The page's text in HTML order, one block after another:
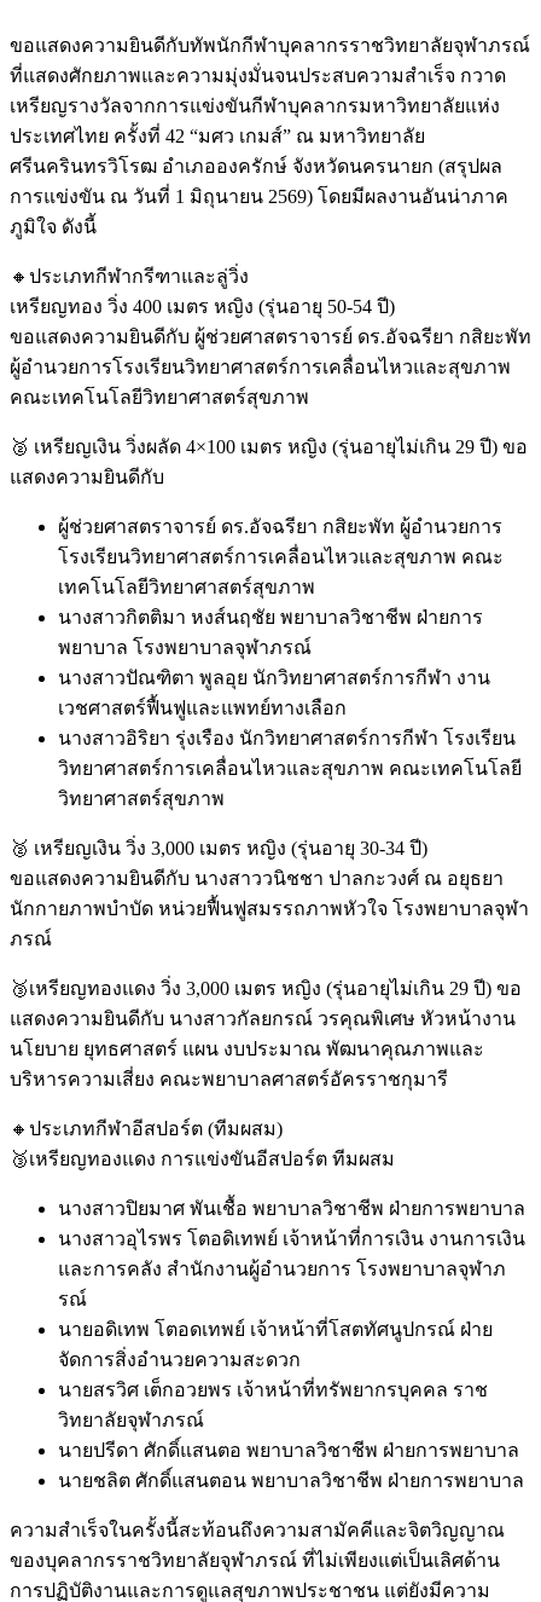
ขอแสดงความยินดีกับทัพนักกีฬาบุคลากรราชวิทยาลัยจุฬาภรณ์
ที่แสดงศักยภาพและความมุ่งมั่นจนประสบความสำเร็จ กวาด
เหรียญรางวัลจากการแข่งขันกีฬาบุคลากรมหาวิทยาลัยแห่ง
ประเทศไทย ครั้งที่ 42 “มศว เกมส์” ณ มหาวิทยาลัย
ศรีนครินทรวิโรฒ อำเภอองครักษ์ จังหวัดนครนายก (สรุปผล
การแข่งขัน ณ วันที่ 1 มิถุนายน 2569) โดยมีผลงานอันน่าภาค
ภูมิใจ ดังนี้
🔸ประเภทกีฬากรีฑาและลู่วิ่ง
เหรียญทอง วิ่ง 400 เมตร หญิง (รุ่นอายุ 50-54 ปี)
ขอแสดงความยินดีกับ ผู้ช่วยศาสตราจารย์ ดร.อัจฉรียา กสิยะพัท
ผู้อำนวยการโรงเรียนวิทยาศาสตร์การเคลื่อนไหวและสุขภาพ
คณะเทคโนโลยีวิทยาศาสตร์สุขภาพ
🥈 เหรียญเงิน วิ่งผลัด 4×100 เมตร หญิง (รุ่นอายุไม่เกิน 29 ปี) ขอ
แสดงความยินดีกับ
ผู้ช่วยศาสตราจารย์ ดร.อัจฉรียา กสิยะพัท ผู้อำนวยการ
โรงเรียนวิทยาศาสตร์การเคลื่อนไหวและสุขภาพ คณะ
เทคโนโลยีวิทยาศาสตร์สุขภาพ
นางสาวกิตติมา หงส์นฤชัย พยาบาลวิชาชีพ ฝ่ายการ
พยาบาล โรงพยาบาลจุฬาภรณ์
นางสาวปัณฑิตา พูลอุย นักวิทยาศาสตร์การกีฬา งาน
เวชศาสตร์ฟื้นฟูและแพทย์ทางเลือก
นางสาวอิริยา รุ่งเรือง นักวิทยาศาสตร์การกีฬา โรงเรียน
วิทยาศาสตร์การเคลื่อนไหวและสุขภาพ คณะเทคโนโลยี
วิทยาศาสตร์สุขภาพ
🥈 เหรียญเงิน วิ่ง 3,000 เมตร หญิง (รุ่นอายุ 30-34 ปี)
ขอแสดงความยินดีกับ นางสาววนิชชา ปาลกะวงศ์ ณ อยุธยา
นักกายภาพบำบัด หน่วยฟื้นฟูสมรรถภาพหัวใจ โรงพยาบาลจุฬา
ภรณ์
🥉เหรียญทองแดง วิ่ง 3,000 เมตร หญิง (รุ่นอายุไม่เกิน 29 ปี) ขอ
แสดงความยินดีกับ นางสาวกัลยกรณ์ วรคุณพิเศษ หัวหน้างาน
นโยบาย ยุทธศาสตร์ แผน งบประมาณ พัฒนาคุณภาพและ
บริหารความเสี่ยง คณะพยาบาลศาสตร์อัครราชกุมารี
🔸ประเภทกีฬาอีสปอร์ต (ทีมผสม)
🥉เหรียญทองแดง การแข่งขันอีสปอร์ต ทีมผสม
นางสาวปิยมาศ พันเชื้อ พยาบาลวิชาชีพ ฝ่ายการพยาบาล
นางสาวอุไรพร โตอดิเทพย์ เจ้าหน้าที่การเงิน งานการเงิน
และการคลัง สำนักงานผู้อำนวยการ โรงพยาบาลจุฬาภ
รณ์
นายอดิเทพ โตอดเทพย์ เจ้าหน้าที่โสตทัศนูปกรณ์ ฝ่าย
จัดการสิ่งอำนวยความสะดวก
นายสรวิศ เต็กอวยพร เจ้าหน้าที่ทรัพยากรบุคคล ราช
วิทยาลัยจุฬาภรณ์
นายปรีดา ศักดิ์แสนตอ พยาบาลวิชาชีพ ฝ่ายการพยาบาล
นายชลิต ศักดิ์แสนตอน พยาบาลวิชาชีพ ฝ่ายการพยาบาล
ความสำเร็จในครั้งนี้สะท้อนถึงความสามัคคีและจิตวิญญาณ
ของบุคลากรราชวิทยาลัยจุฬาภรณ์ ที่ไม่เพียงแต่เป็นเลิศด้าน
การปฏิบัติงานและการดูแลสุขภาพประชาชน แต่ยังมีความ